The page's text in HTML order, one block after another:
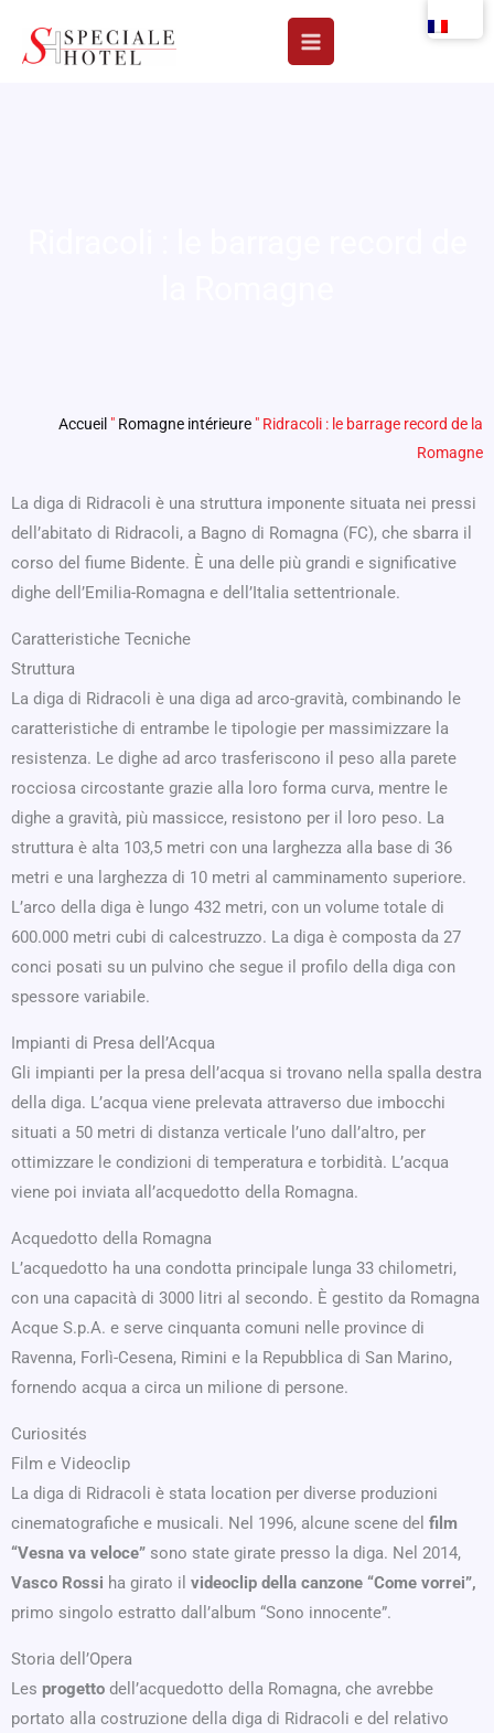
Accueil " Romagne intérieure " Ridracoli : le barrage record de la
Romagne
La diga di Ridracoli è una struttura imponente situata nei pressi
dell’abitato di Ridracoli, a Bagno di Romagna (FC), che sbarra il
corso del fiume Bidente. È una delle più grandi e significative
dighe dell’Emilia-Romagna e dell’Italia settentrionale.
Caratteristiche Tecniche
Struttura
La diga di Ridracoli è una diga ad arco-gravità, combinando le
caratteristiche di entrambe le tipologie per massimizzare la
resistenza. Le dighe ad arco trasferiscono il peso alla parete
rocciosa circostante grazie alla loro forma curva, mentre le
dighe a gravità, più massicce, resistono per il loro peso. La
struttura è alta 103,5 metri con una larghezza alla base di 36
metri e una larghezza di 10 metri al camminamento superiore.
L’arco della diga è lungo 432 metri, con un volume totale di
600.000 metri cubi di calcestruzzo. La diga è composta da 27
conci posati su un pulvino che segue il profilo della diga con
spessore variabile.
Impianti di Presa dell’Acqua
Gli impianti per la presa dell’acqua si trovano nella spalla destra
della diga. L’acqua viene prelevata attraverso due imbocchi
situati a 50 metri di distanza verticale l’uno dall’altro, per
ottimizzare le condizioni di temperatura e torbidità. L’acqua
viene poi inviata all’acquedotto della Romagna.
Acquedotto della Romagna
L’acquedotto ha una condotta principale lunga 33 chilometri,
con una capacità di 3000 litri al secondo. È gestito da Romagna
Acque S.p.A. e serve cinquanta comuni nelle province di
Ravenna, Forlì-Cesena, Rimini e la Repubblica di San Marino,
fornendo acqua a circa un milione di persone.
Curiosités
Film e Videoclip
La diga di Ridracoli è stata location per diverse produzioni
cinematografiche e musicali. Nel 1996, alcune scene del film
“Vesna va veloce” sono state girate presso la diga. Nel 2014,
Vasco Rossi ha girato il videoclip della canzone “Come vorrei”,
primo singolo estratto dall’album “Sono innocente”.
Storia dell’Opera
Les progetto dell’acquedotto della Romagna, che avrebbe
portato alla costruzione della diga di Ridracoli e del relativo